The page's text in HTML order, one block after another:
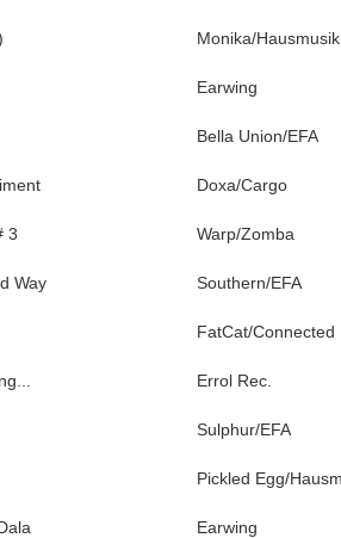
Monika/Hausmusik
Earwing
Bella Union/EFA
Doxa/Cargo
3 Warp/Zomba
Way Southern/EFA
FatCat/Connected
Errol Rec.
Sulphur/EFA
Pickled Egg/
Earwing